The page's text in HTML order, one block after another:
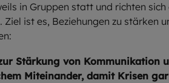
in Gruppen statt und richten sich
Ziel ist es, Beziehungen zu stärken
Stärkung von Kommunikation
Miteinander, damit Krisen gar